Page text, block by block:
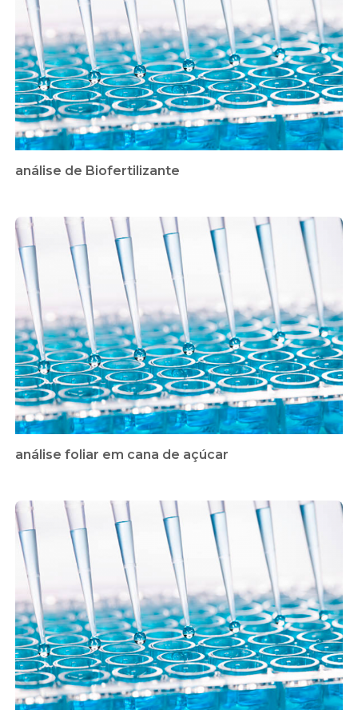
análise de Biofertilizante
análise foliar em cana de açúcar